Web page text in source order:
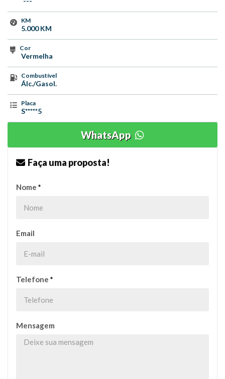
KM
5.000 KM
Cor
Vermelha
Combustível
Álc./Gasol.
Placa
S*****5
WhatsApp
Faça uma proposta!
Nome *
Email
Telefone *
Mensagem